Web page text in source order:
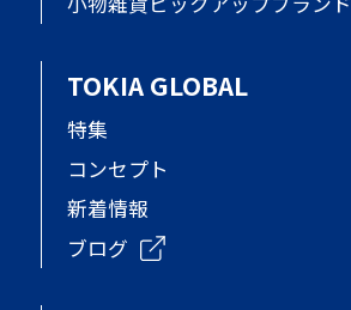
TOKIA GLOBAL
特集
コンセプト
新着情報
ブログ